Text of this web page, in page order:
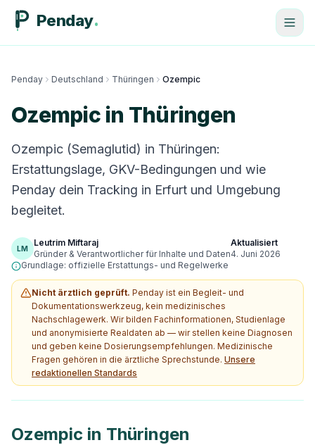
Penday
Penday Deutschland Thüringen Ozempic
Ozempic in Thüringen
Ozempic (Semaglutid) in Thüringen:
Erstattungslage, GKV-Bedingungen und wie
Penday dein Tracking in Erfurt und Umgebung
begleitet.
LM
Leutrim Miftaraj
Gründer & Verantwortlicher für Inhalte und Daten
Aktualisiert
4. Juni 2026
Grundlage: offizielle Erstattungs- und Regelwerke
Nicht ärztlich geprüft. Penday ist ein Begleit- und
Dokumentationswerkzeug, kein medizinisches
Nachschlagewerk. Wir bilden Fachinformationen, Studienlage
und anonymisierte Realdaten ab — wir stellen keine Diagnosen
und geben keine Dosierungsempfehlungen. Medizinische
Fragen gehören in die ärztliche Sprechstunde. Unsere
redaktionellen Standards
Ozempic in Thüringen